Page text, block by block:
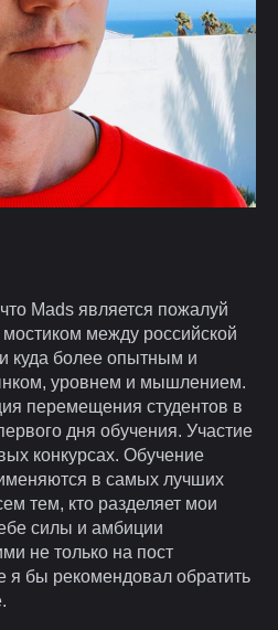
Mads является пожалуй
между российской
куда более опытным и
уровнем и мышлением.
перемещения студентов в
дня обучения. Участие
конкурсах. Обучение
в самых лучших
тем, кто разделяет мои
силы и амбиции
не только на пост
я бы рекомендовал обратить